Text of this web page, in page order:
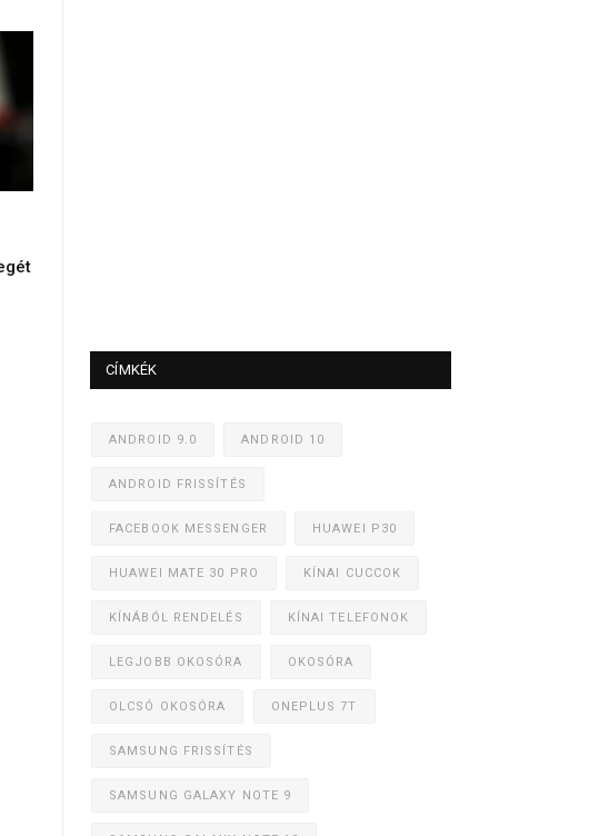
CÍMKÉK
ANDROID 9.0 ANDROID 10
ANDROID FRISSÍTÉS
FACEBOOK MESSENGER HUAWEI P30
HUAWEI MATE 30 PRO KÍNAI CUCCOK
KÍNÁBÓL RENDELÉS KÍNAI TELEFONOK
LEGJOBB OKOSÓRA OKOSÓRA
OLCSÓ OKOSÓRA ONEPLUS 7T
SAMSUNG FRISSÍTÉS
SAMSUNG GALAXY NOTE 9